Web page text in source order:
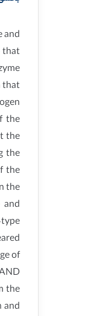
and
that
that
the
the
the
the
the
of
the
and